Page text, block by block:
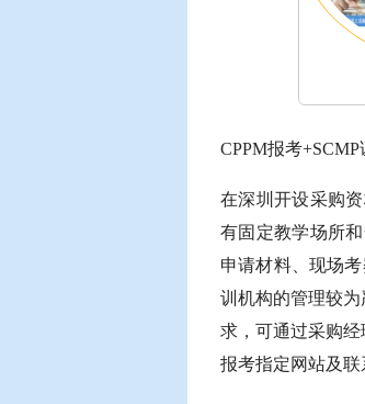
CPPM报考
在深圳开设采购
有固定教学场所
申请材料、现场
训机构的管理较
求，可通过采购
报考指定网站及联